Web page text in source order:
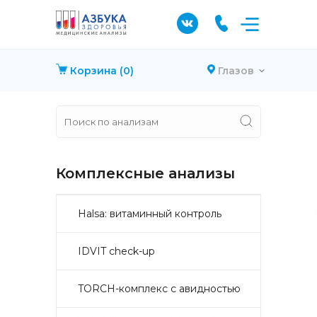
Корзина (0) Глазов
Комплексные анализы
Halsa: витаминный контроль
IDVIT check-up
TORCH-комплекс с авидностью